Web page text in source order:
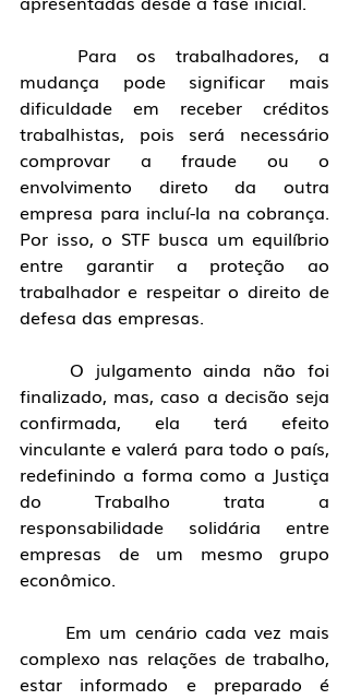
mudança pode significar mais
dificuldade em receber créditos
trabalhistas, pois será necessário
comprovar a fraude ou o
envolvimento direto da outra
empresa para incluí-la na cobrança.
Por isso, o STF busca um equilíbrio
entre garantir a proteção ao
trabalhador e respeitar o direito de
defesa das empresas.
finalizado, mas, caso a decisão seja
confirmada, ela terá efeito
vinculante e valerá para todo o país,
redefinindo a forma como a Justiça
do Trabalho trata a
responsabilidade solidária entre
empresas de um mesmo grupo
econômico.
complexo nas relações de trabalho,
estar informado e preparado é